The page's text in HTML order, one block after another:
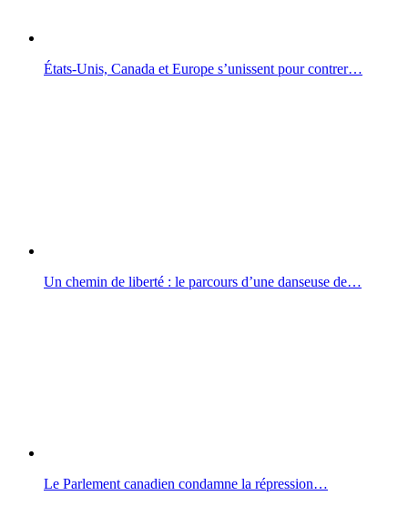
États-Unis, Canada et Europe s’unissent pour contrer…
Un chemin de liberté : le parcours d’une danseuse de…
Le Parlement canadien condamne la répression…